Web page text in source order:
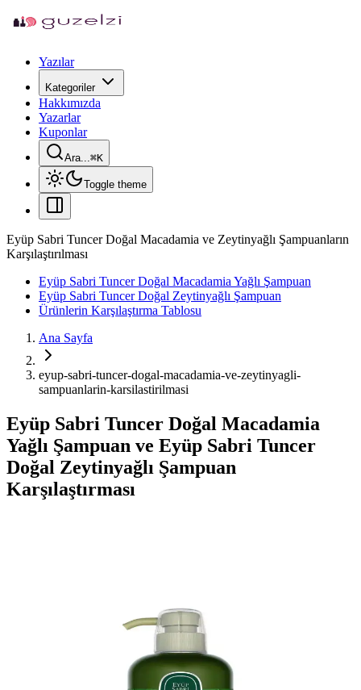
Yazılar
Kategoriler
Hakkımızda
Yazarlar
Kuponlar
Ara...⌘K
Toggle theme
Eyüp Sabri Tuncer Doğal Macadamia ve Zeytinyağlı Şampuanların
Karşılaştırılması
Eyüp Sabri Tuncer Doğal Macadamia Yağlı Şampuan
Eyüp Sabri Tuncer Doğal Zeytinyağlı Şampuan
Ürünlerin Karşılaştırma Tablosu
Ana Sayfa
eyup-sabri-tuncer-dogal-macadamia-ve-zeytinyagli-
sampuanlarin-karsilastirilmasi
Eyüp Sabri Tuncer Doğal Macadamia
Yağlı Şampuan ve Eyüp Sabri Tuncer
Doğal Zeytinyağlı Şampuan
Karşılaştırması